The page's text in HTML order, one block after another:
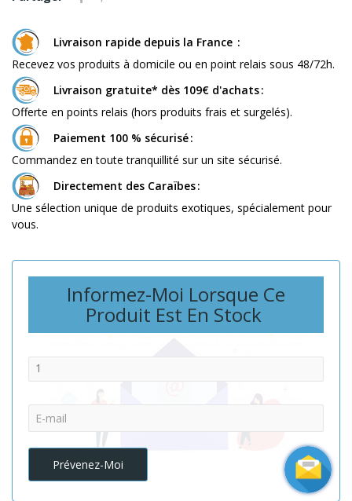
Livraison rapide depuis la France
Recevez vos produits à domicile ou en point relais sous 48/72h.
Livraison gratuite* dès 109€ d'achats
Offerte en points relais (hors produits frais et surgelés).
Paiement 100 % sécurisé
Commandez en toute tranquillité sur un site sécurisé.
Directement des Caraïbes
Une sélection unique de produits exotiques, spécialement pour
vous.
Informez-Moi Lorsque Ce
Produit Est En Stock
Prévenez-Moi